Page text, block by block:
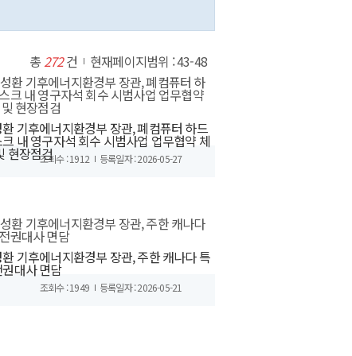
총272건 현재페이지범위 : 43-48
기후에너지환경부 장관, 폐컴퓨터 하드
내 영구자석 회수 시범사업 업무협약 체
현장점검조회수 : 1912 등록일자 : 2026-05-27
기후에너지환경부 장관, 주한 캐나다 특
대사 면담
조회수 : 1949 등록일자 : 2026-05-21